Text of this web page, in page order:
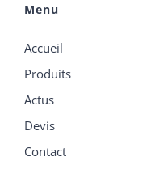
Menu
Accueil
Produits
Actus
Devis
Contact